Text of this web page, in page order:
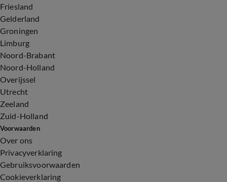
Friesland
Gelderland
Groningen
Limburg
Noord-Brabant
Noord-Holland
Overijssel
Utrecht
Zeeland
Zuid-Holland
Voorwaarden
Over ons
Privacyverklaring
Gebruiksvoorwaarden
Cookieverklaring